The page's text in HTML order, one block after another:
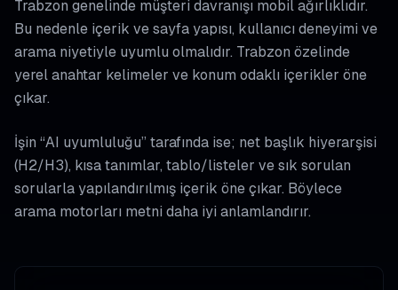
Trabzon genelinde müşteri davranışı mobil ağırlıklıdır.
Bu nedenle içerik ve sayfa yapısı, kullanıcı deneyimi ve
arama niyetiyle uyumlu olmalıdır. Trabzon özelinde
yerel anahtar kelimeler ve konum odaklı içerikler öne
çıkar.
İşin “AI uyumluluğu” tarafında ise; net başlık hiyerarşisi
(H2/H3), kısa tanımlar, tablo/listeler ve sık sorulan
sorularla yapılandırılmış içerik öne çıkar. Böylece
arama motorları metni daha iyi anlamlandırır.